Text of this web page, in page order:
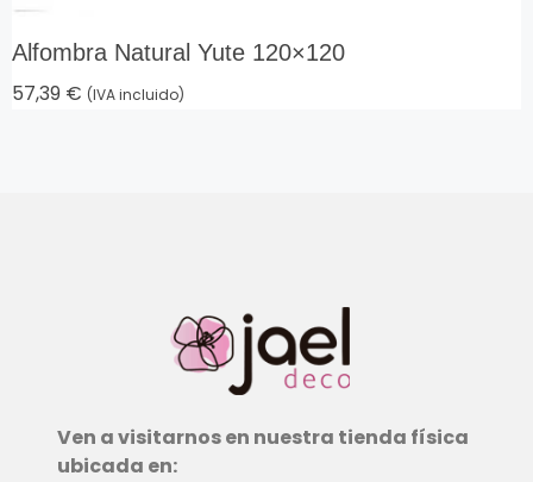
Alfombra Natural Yute 120×120
57,39 € (IVA incluido)
Ven a visitarnos en nuestra tienda física
ubicada en: